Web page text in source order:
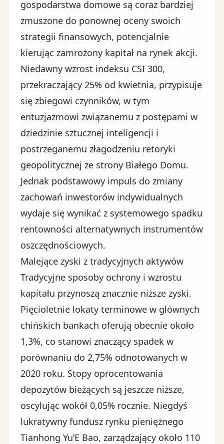
gospodarstwa domowe są coraz bardziej
zmuszone do ponownej oceny swoich
strategii finansowych, potencjalnie
kierując zamrożony kapitał na rynek akcji.
Niedawny wzrost indeksu CSI 300,
przekraczający 25% od kwietnia, przypisuje
się zbiegowi czynników, w tym
entuzjazmowi związanemu z postępami w
dziedzinie sztucznej inteligencji i
postrzeganemu złagodzeniu retoryki
geopolitycznej ze strony Białego Domu.
Jednak podstawowy impuls do zmiany
zachowań inwestorów indywidualnych
wydaje się wynikać z systemowego spadku
rentowności alternatywnych instrumentów
oszczędnościowych.
Malejące zyski z tradycyjnych aktywów
Tradycyjne sposoby ochrony i wzrostu
kapitału przynoszą znacznie niższe zyski.
Pięcioletnie lokaty terminowe w głównych
chińskich bankach oferują obecnie około
1,3%, co stanowi znaczący spadek w
porównaniu do 2,75% odnotowanych w
2020 roku. Stopy oprocentowania
depozytów bieżących są jeszcze niższe,
oscylując wokół 0,05% rocznie. Niegdyś
lukratywny fundusz rynku pieniężnego
Tianhong Yu’E Bao, zarządzający około 110